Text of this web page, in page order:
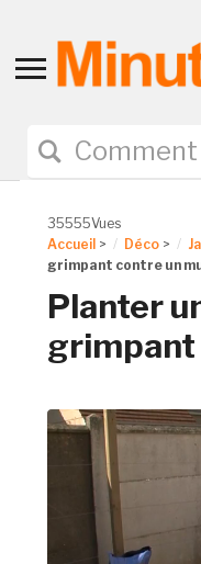
Toggle
navigation
35555Vues
Accueil > Déco >
grimpant contre un
Planter
grimpant